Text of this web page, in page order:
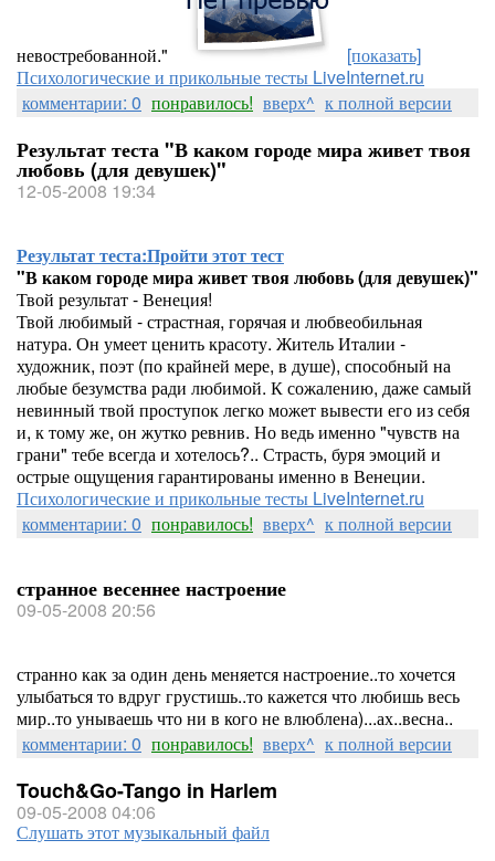
невостребованной."
[показать]
Психологические и прикольные тесты LiveInternet.ru
комментарии: 0 понравилось! вверх^ к полной версии
Результат теста "В каком городе мира живет твоя
любовь (для девушек)"
12-05-2008 19:34
Результат теста:Пройти этот тест
"В каком городе мира живет твоя любовь (для девушек)"
Твой результат - Венеция!
Твой любимый - страстная, горячая и любвеобильная
натура. Он умеет ценить красоту. Житель Италии -
художник, поэт (по крайней мере, в душе), способный на
любые безумства ради любимой. К сожалению, даже самый
невинный твой проступок легко может вывести его из себя
и, к тому же, он жутко ревнив. Но ведь именно "чувств на
грани" тебе всегда и хотелось?.. Страсть, буря эмоций и
острые ощущения гарантированы именно в Венеции.
Психологические и прикольные тесты LiveInternet.ru
комментарии: 0 понравилось! вверх^ к полной версии
странное весеннее настроение
09-05-2008 20:56
странно как за один день меняется настроение..то хочется
улыбаться то вдруг грустишь..то кажется что любишь весь
мир..то унываешь что ни в кого не влюблена)...ах..весна..
комментарии: 0 понравилось! вверх^ к полной версии
Touch&Go-Tango in Harlem
09-05-2008 04:06
Слушать этот музыкальный файл